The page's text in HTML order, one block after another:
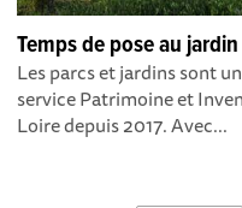
Temps de pose au jardin
Les parcs et jardins sont
service Patrimoine et
Loire depuis 2017. Avec...